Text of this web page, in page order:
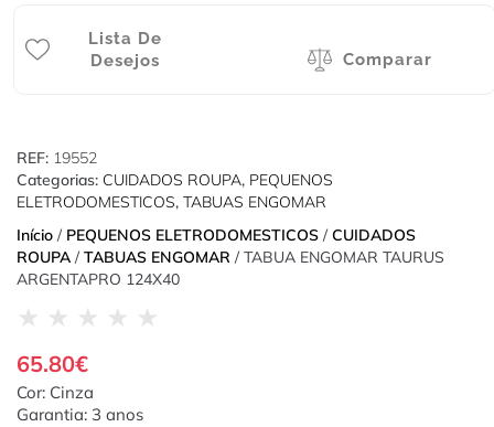
Lista De
Desejos
Comparar
REF: 19552
Categorias: CUIDADOS ROUPA, PEQUENOS
ELETRODOMESTICOS, TABUAS ENGOMAR
Início / PEQUENOS ELETRODOMESTICOS / CUIDADOS
ROUPA / TABUAS ENGOMAR / TABUA ENGOMAR TAURUS
ARGENTAPRO 124X40
★ ★ ★ ★ ★
65.80€
Cor: Cinza
Garantia: 3 anos